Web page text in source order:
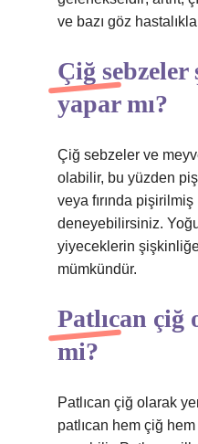
ve bazı göz
Çiğ
yapar mı?
Çiğ sebzeler ve
olabilir, bu yüzden
veya fırında
deneyebilirsiniz.
yiyeceklerin
mümkündür.
Patlıcan
mi?
Patlıcan çiğ olarak
patlıcan hem çiğ